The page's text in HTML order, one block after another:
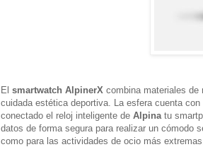
El smartwatch AlpinerX combina materiales de
cuidada estética deportiva. La esfera cuenta
conectado el reloj inteligente de Alpina tu
datos de forma segura para realizar un cómodo
como para las actividades de ocio más extremas.